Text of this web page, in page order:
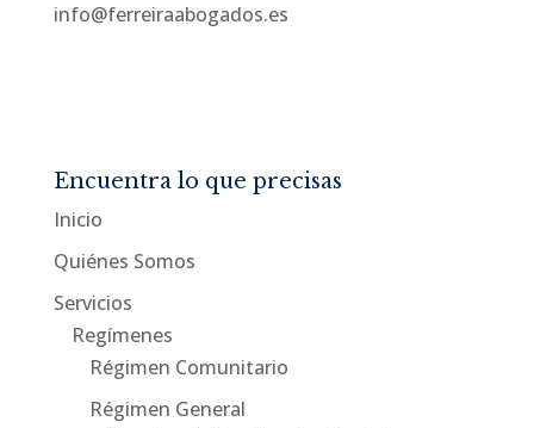
info@ferreiraabogados.es
Encuentra lo que precisas
Inicio
Quiénes Somos
Servicios
Regímenes
Régimen Comunitario
Régimen General